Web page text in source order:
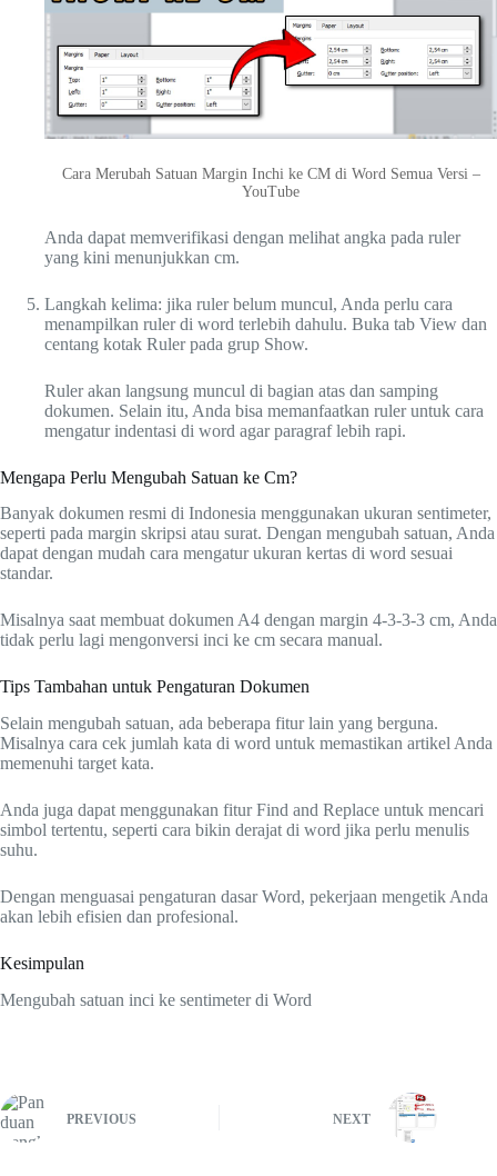
Cara Merubah Satuan Margin Inchi ke CM di Word Semua Versi –
YouTube
Anda dapat memverifikasi dengan melihat angka pada ruler
yang kini menunjukkan cm.
Langkah kelima: jika ruler belum muncul, Anda perlu cara
menampilkan ruler di word terlebih dahulu. Buka tab View dan
centang kotak Ruler pada grup Show.
Ruler akan langsung muncul di bagian atas dan samping
dokumen. Selain itu, Anda bisa memanfaatkan ruler untuk cara
mengatur indentasi di word agar paragraf lebih rapi.
Mengapa Perlu Mengubah Satuan ke Cm?
Banyak dokumen resmi di Indonesia menggunakan ukuran sentimeter,
seperti pada margin skripsi atau surat. Dengan mengubah satuan, Anda
dapat dengan mudah cara mengatur ukuran kertas di word sesuai
standar.
Misalnya saat membuat dokumen A4 dengan margin 4-3-3-3 cm, Anda
tidak perlu lagi mengonversi inci ke cm secara manual.
Tips Tambahan untuk Pengaturan Dokumen
Selain mengubah satuan, ada beberapa fitur lain yang berguna.
Misalnya cara cek jumlah kata di word untuk memastikan artikel Anda
memenuhi target kata.
Anda juga dapat menggunakan fitur Find and Replace untuk mencari
simbol tertentu, seperti cara bikin derajat di word jika perlu menulis
suhu.
Dengan menguasai pengaturan dasar Word, pekerjaan mengetik Anda
akan lebih efisien dan profesional.
Kesimpulan
Mengubah satuan inci ke sentimeter di Word
PREVIOUS NEXT